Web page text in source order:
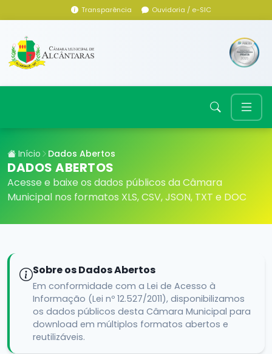
Transparência Ouvidoria / e-SIC
Início Dados Abertos
DADOS ABERTOS
Acesse e baixe os dados públicos da Câmara
Municipal nos formatos XLS, CSV, JSON, TXT e DOC
Sobre os Dados Abertos
Em conformidade com a Lei de Acesso à
Informação (Lei nº 12.527/2011), disponibilizamos
os dados públicos desta Câmara Municipal para
download em múltiplos formatos abertos e
reutilizáveis.